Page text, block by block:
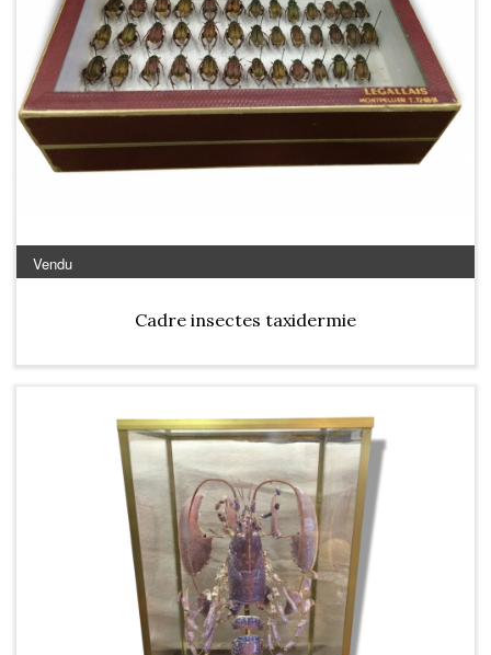
Vendu
Cadre insectes taxidermie